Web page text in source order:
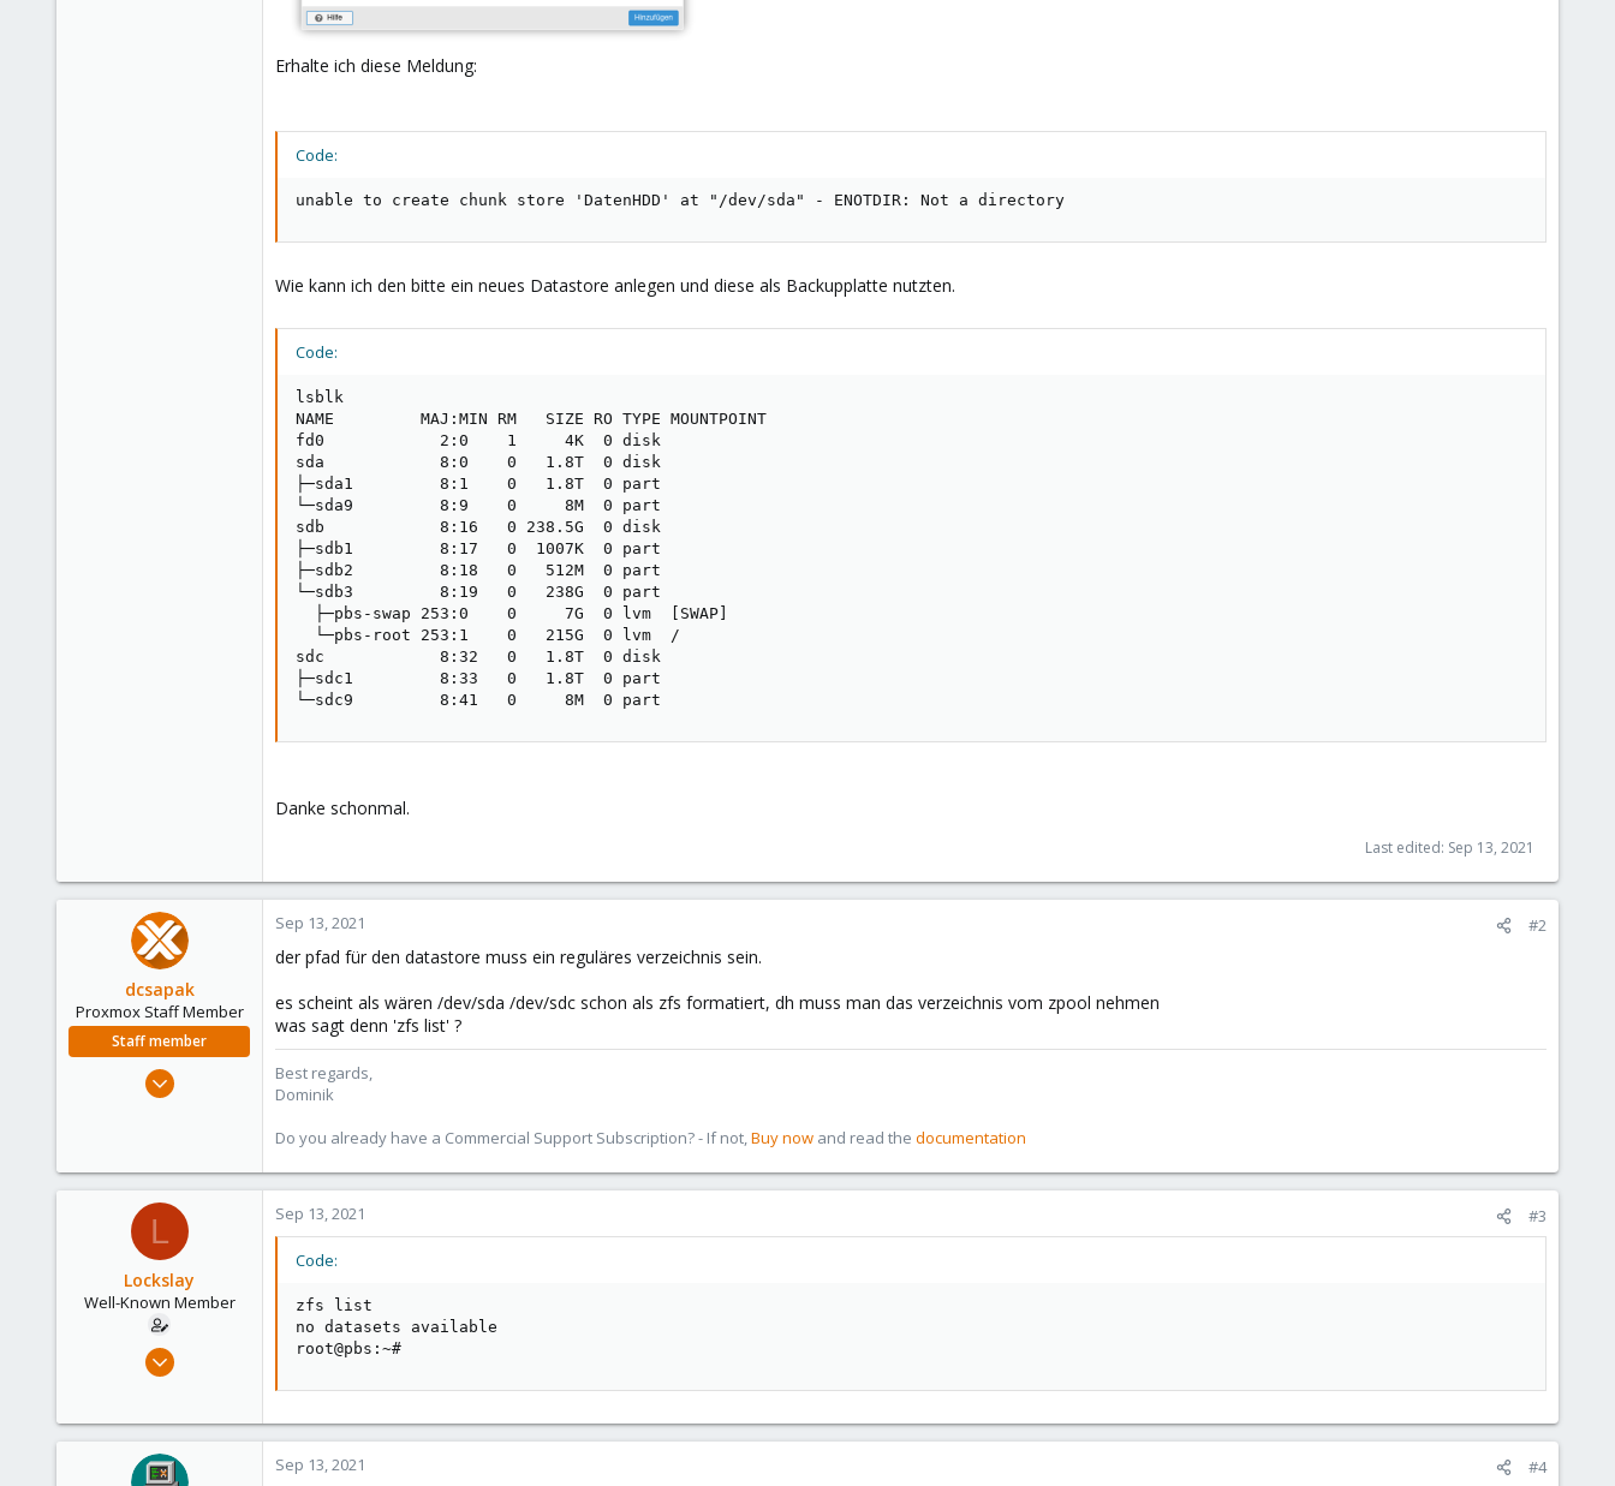
Erhalte ich diese Meldung:
Code:
unable to create chunk store 'DatenHDD' at "/dev/sda" - ENOTDIR: Not a directory
Wie kann ich den bitte ein neues Datastore anlegen und diese als Backupplatte nutzten.
Code:
lsblk
NAME         MAJ:MIN RM   SIZE RO TYPE MOUNTPOINT
fd0            2:0    1     4K  0 disk
sda            8:0    0   1.8T  0 disk
├─sda1         8:1    0   1.8T  0 part
└─sda9         8:9    0     8M  0 part
sdb            8:16   0 238.5G  0 disk
├─sdb1         8:17   0  1007K  0 part
├─sdb2         8:18   0   512M  0 part
└─sdb3         8:19   0   238G  0 part
  ├─pbs-swap 253:0    0     7G  0 lvm  [SWAP]
  └─pbs-root 253:1    0   215G  0 lvm  /
sdc            8:32   0   1.8T  0 disk
├─sdc1         8:33   0   1.8T  0 part
└─sdc9         8:41   0     8M  0 part
Danke schonmal.
Last edited: Sep 13, 2021
dcsapak
Proxmox Staff Member
Staff member
Feb 1, 2016
38
Sep 13, 2021 #2
der pfad für den datastore muss ein reguläres verzeichnis sein.
es scheint als wären /dev/sda /dev/sdc schon als zfs formatiert, dh muss man das verzeichnis vom zpool nehmen
was sagt denn 'zfs list' ?
Best regards,
Dominik
Do you already have a Commercial Support Subscription? - If not,Buy now and read the documentation
L
Lockslay
Well-Known Member
Nov 27, 2020
58
Sep 13, 2021 #3
Code:
zfs list
no datasets available
root@pbs:~#
Sep 13, 2021 #4